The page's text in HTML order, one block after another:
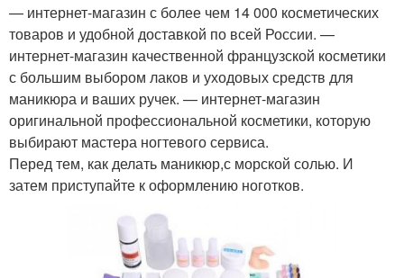
— интернет-магазин с более чем 14 000 косметических
товаров и удобной доставкой по всей России. —
интернет-магазин качественной французской косметики
с большим выбором лаков и уходовых средств для
маникюра и ваших ручек. — интернет-магазин
оригинальной профессиональной косметики, которую
выбирают мастера ногтевого сервиса.
Перед тем, как делать маникюр,с морской солью. И
затем приступайте к оформлению ноготков.